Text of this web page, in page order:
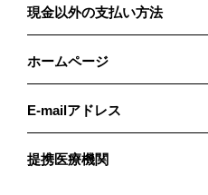
現金以外の支払い方法
ホームページ
E-mailアドレス
提携医療機関